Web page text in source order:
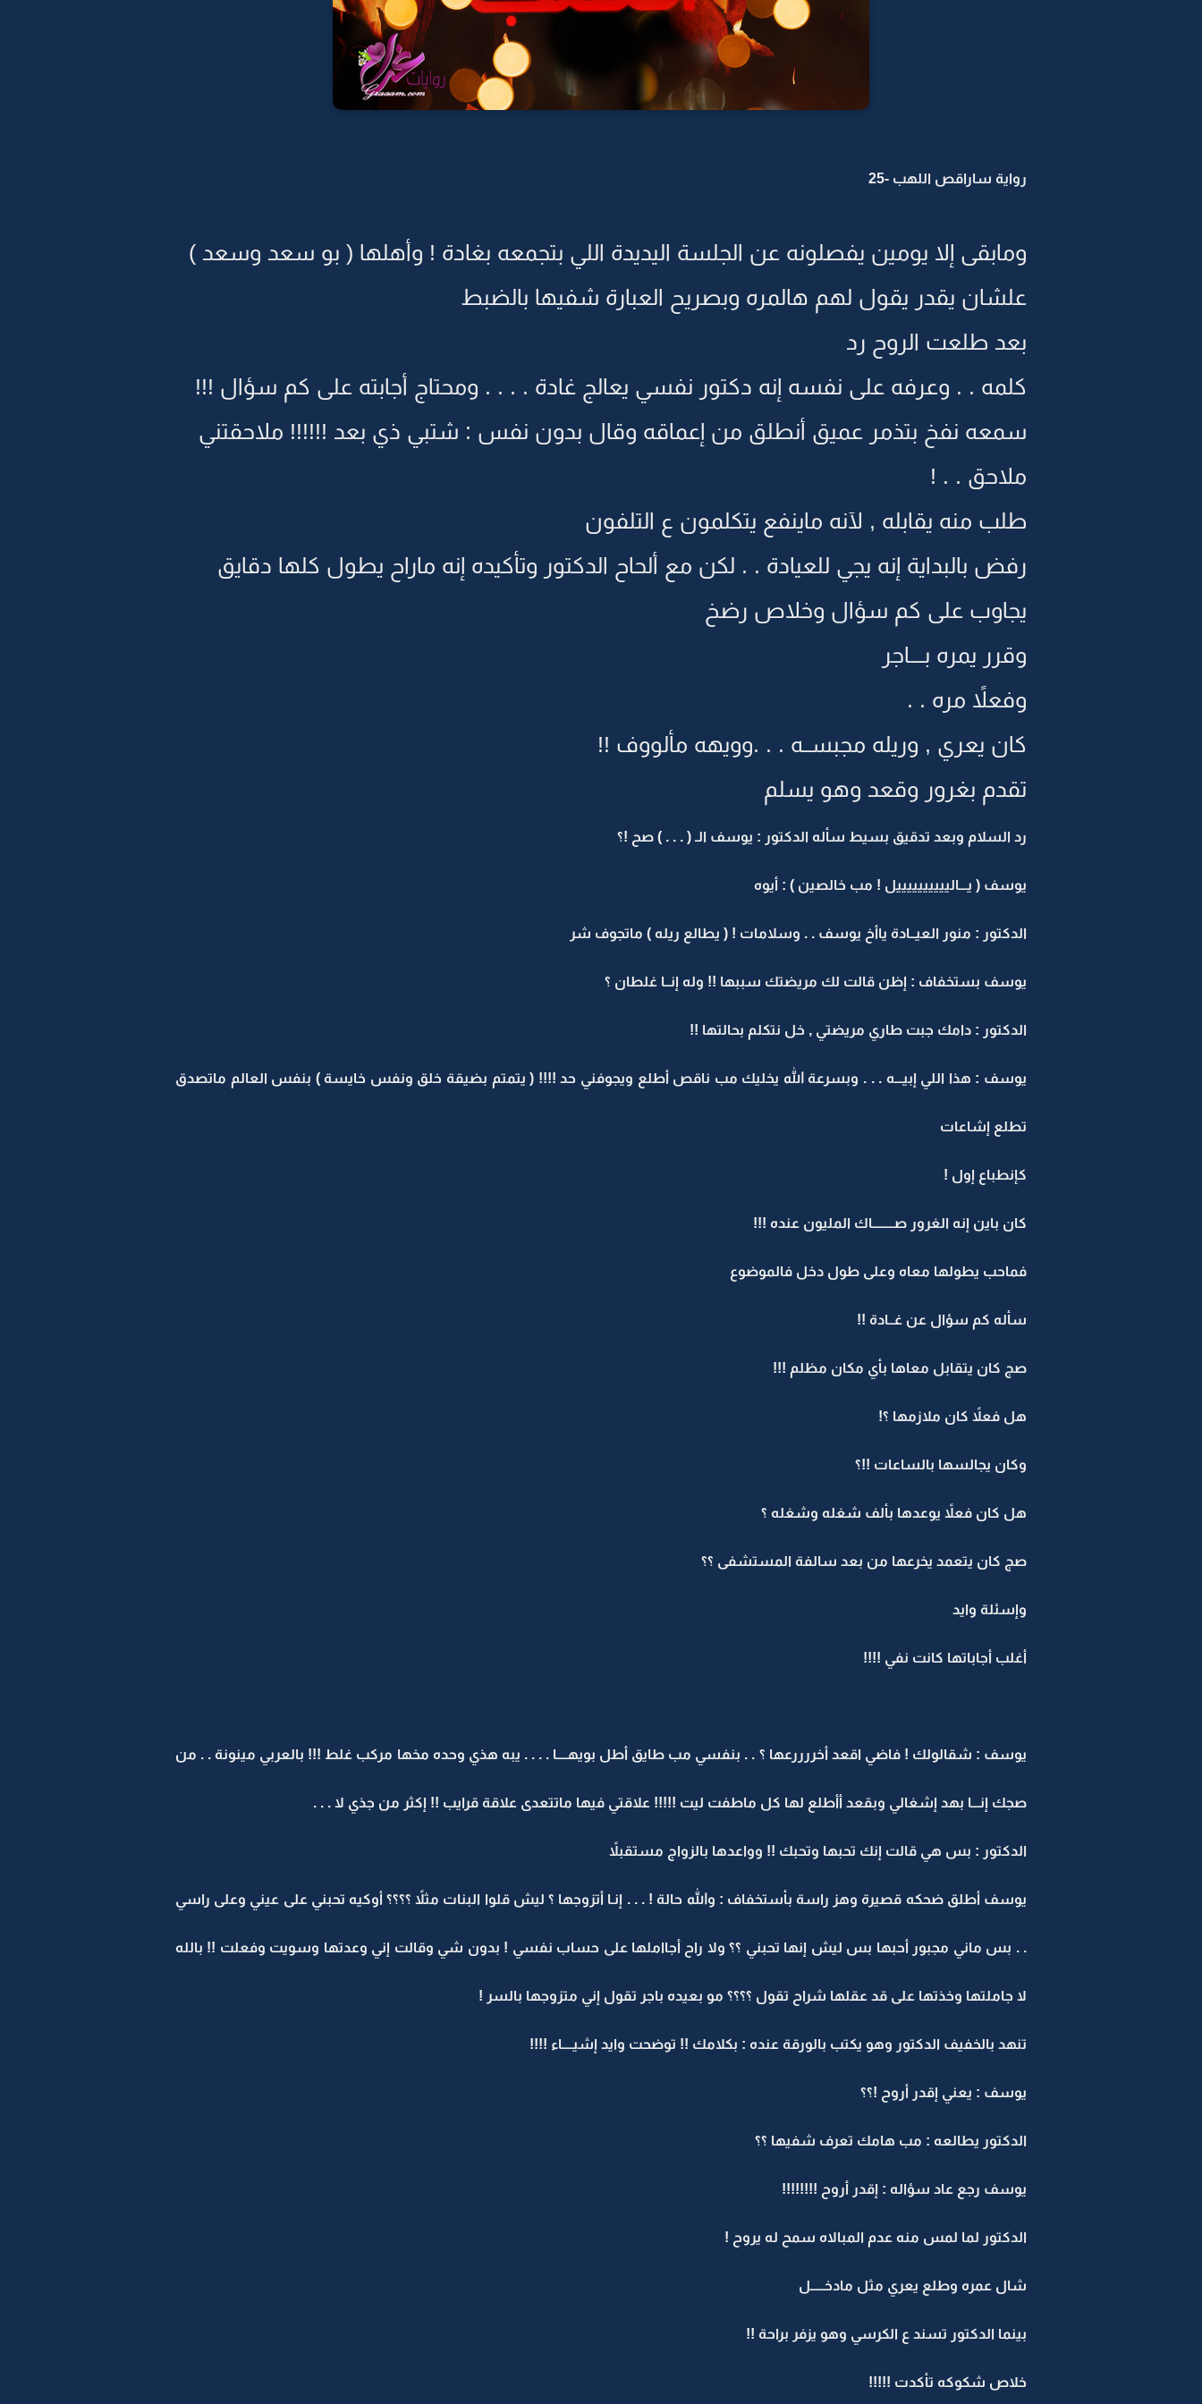
رواية ساراقص اللهب -25
ومابقى إلا يومين يفصلونه عن الجلسة اليديدة اللي بتجمعه بغادة ! وأهلها ( بو سعد وسعد )
علشان يقدر يقول لهم هالمره وبصريح العبارة شفيها بالضبط
بعد طلعت الروح رد
كلمه . . وعرفه على نفسه إنه دكتور نفسي يعالج غادة . . . . ومحتاج أجابته على كم سؤال !!!
سمعه نفخ بتذمر عميق أنطلق من إعماقه وقال بدون نفس : شتبي ذي بعد !!!!!! ملاحقتني
ملاحق . . !
طلب منه يقابله , لآنه ماينفع يتكلمون ع التلفون
رفض بالبداية إنه يجي للعيادة . . لكن مع ألحاح الدكتور وتأكيده إنه ماراح يطول كلها دقايق
يجاوب على كم سؤال وخلاص رضخ
وقرر يمره بــــاجر
وفعلاً مره . .
كان يعري , وريله مجبســه . . .وويهه مألووف !!
تقدم بغرور وقعد وهو يسلم
رد السلام وبعد تدقيق بسيط سأله الدكتور : يوسف الـ ( . . . ) صح !؟
يوسف ( يـــالييييييييييل ! مب خالصين ) : أيوه
الدكتور : منور العيــادة ياأخ يوسف . . وسلامات ! ( يطالع ريله ) ماتجوف شر
يوسف بستخفاف : إظن قالت لك مريضتك سببها !! وله إنــا غلطان ؟
الدكتور : دامك جبت طاري مريضتي , خل نتكلم بحالتها !!
يوسف : هذا اللي إبيـــه . . . وبسرعة الله يخليك مب ناقص أطلع ويجوفني حد !!!! ( يتمتم بضيقة خلق ونفس خايسة ) بنفس العالم ماتصدق
تطلع إشاعات
كإنطباع إول !
كان باين إنه الغرور صــــــــاك المليون عنده !!!
فماحب يطولها معاه وعلى طول دخل فالموضوع
سأله كم سؤال عن غــادة !!
صج كان يتقابل معاها بأي مكان مظلم !!!
هل فعلاً كان ملازمها ؟!
وكان يجالسها بالساعات !!؟
هل كان فعلاً يوعدها بألف شغله وشغله ؟
صج كان يتعمد يخرعها من بعد سالفة المستشفى ؟؟
وإسئلة وايد
أغلب أجاباتها كانت نفي !!!!
يوسف : شقالولك ! فاضي اقعد أخررررعها ؟ . . بنفسي مب طايق أطل بويهــــا . . . . يبه هذي وحده مخها مركب غلط !!! بالعربي مينونة . . من
صجك إنـــا بهد إشغالي وبقعد أأطلع لها كل ماطفت ليت !!!!! علاقتي فيها ماتتعدى علاقة قرايب !! إكثر من جذي لا . . .
الدكتور : بس هي قالت إنك تحبها وتحبك !! وواعدها بالزواج مستقبلاً
يوسف أطلق ضحكه قصيرة وهز راسة بأستخفاف : والله حالة ! . . . إنـا أتزوجها ؟ ليش قلوا البنات مثلاً ؟؟؟؟ أوكيه تحبني على عيني وعلى راسي
. . بس ماني مجبور أحبها بس ليش إنها تحبني ؟؟ ولا راح أجااملها على حساب نفسي ! بدون شي وقالت إني وعدتها وسويت وفعلت !! بالله
لا جاملتها وخذتها على قد عقلها شراح تقول ؟؟؟؟ مو بعيده باجر تقول إني متزوجها بالسر !
تنهد بالخفيف الدكتور وهو يكتب بالورقة عنده : بكلامك !! توضحت وايد إشيــــاء !!!!
يوسف : يعني إقدر أروح !؟؟
الدكتور يطالعه : مب هامك تعرف شفيها ؟؟
يوسف رجع عاد سؤاله : إقدر أروح !!!!!!!!
الدكتور لما لمس منه عدم المبالاه سمح له يروح !
شال عمره وطلع يعري مثل مادخـــــل
بينما الدكتور تسند ع الكرسي وهو يزفر براحة !!
خلاص شكوكه تأكدت !!!!!